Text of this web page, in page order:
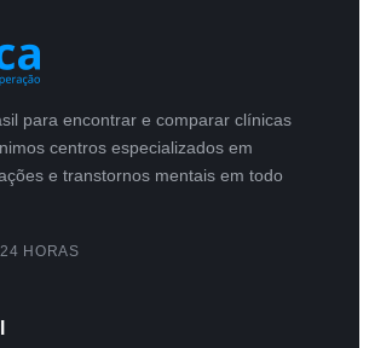
para encontrar e comparar clínicas
centros especializados em
e transtornos mentais em todo
HORAS